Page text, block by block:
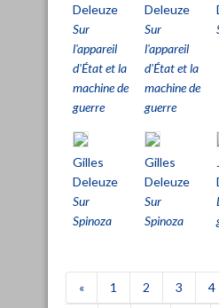
Deleuze
Sur
l'appareil
d'État et la
machine de
guerre
Deleuze
Sur
l'appareil
d'État et la
machine de
guerre
Gilles
Deleuze
Sur
Spinoza
Gilles
Deleuze
Sur
Spinoza
« 1 2 3 4